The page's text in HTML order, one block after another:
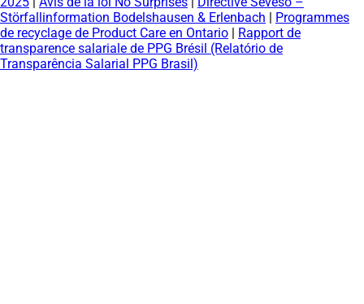
Störfallinformation Bodelshausen & Erlenbach | Programmes
de recyclage de Product Care en Ontario | Rapport de
transparence salariale de PPG Brésil (Relatório de
Transparência Salarial PPG Brasil)